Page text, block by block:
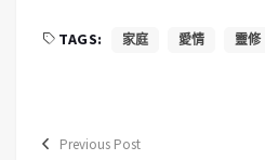
TAGS: 家庭 愛情 靈修
Previous Post